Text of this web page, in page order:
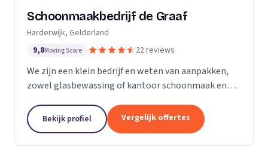
Schoonmaakbedrijf de Graaf
Harderwijk, Gelderland
9,8Moving Score 22 reviews
We zijn een klein bedrijf en weten van aanpakken,
zowel glasbewassing of kantoor schoonmaak en
bedrijven waar schoon gemaakt moet worden is
voor ons...
Bekijk profiel Vergelijk offertes